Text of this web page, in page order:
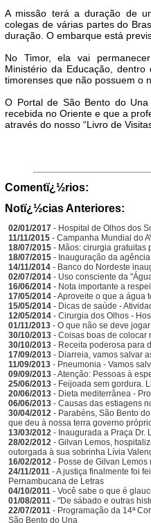
A missão terá a duração de
colegas de várias partes do
duração. O embarque está
No Timor, ela vai
Ministério da Educação,
timorenses que não possuem o
O Portal de São Bento do
recebida no Oriente e que a
através do nosso “Livro de
Comentï¿½rios:
Notï¿½cias Anteriores:
02/01/2017 - Hospital de Olhos dos
11/11/2015 - Campanha Mundial do
18/07/2015 - Mãos: cirurgia gratuitas
18/07/2015 - Inauguração da
14/11/2014 - Banco do Nordeste
02/07/2014 - Uso consciente da
16/06/2014 - Nota importante a
17/05/2014 - Aproveite o que a água
15/05/2014 - Dicas de saúde -
12/05/2014 - Cirurgia dos Olhos -
01/11/2013 - O que não se deve
30/10/2013 - Coisas boas de colocar
30/10/2013 - Receita poderosa para
17/09/2013 - Diarreia, vamos salvar
11/09/2013 - Pneumonia - Vamos
09/09/2013 - Atenção: Pessoas à
25/06/2013 - Feijoada sem gordura.
20/06/2013 - Dieta mediterrânea -
06/06/2013 - Causas das estiagens
30/04/2012 - Parabéns, São Bento
que deu à nossa terra governo
13/03/2012 - Inaugurada a Praça Dr.
28/02/2012 - Gilvan Lemos,
outorgada à sua sobrinha Lívia
16/02/2012 - Posse de Gilvan
24/11/2011 - A justiça finalmente foi
Pernambucana de Letras
04/10/2011 - Você sabe o que é
01/08/2011 - "De sábado e outras
22/07/2011 - Programação da 14ª
São Bento do Una